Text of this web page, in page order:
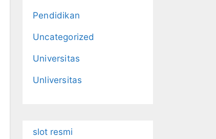
Pendidikan
Uncategorized
Universitas
Unliversitas
slot resmi